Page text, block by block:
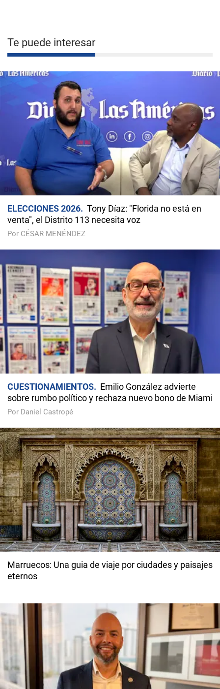
Te puede interesar
ELECCIONES 2026
Tony Díaz: "Florida no está en
venta", el Distrito 113 necesita voz
Por CÉSAR MENÉNDEZ
CUESTIONAMIENTOS
Emilio González advierte
sobre rumbo político y rechaza nuevo bono de Miami
Por Daniel Castropé
Marruecos: Una guia de viaje por ciudades y paisajes
eternos